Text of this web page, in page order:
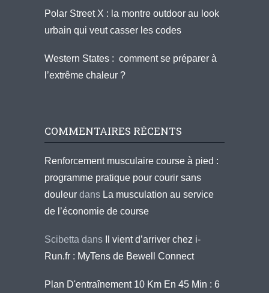
Polar Street X : la montre outdoor au look
urbain qui veut casser les codes
Western States : comment se préparer à
l’extrême chaleur ?
COMMENTAIRES RÉCENTS
Renforcement musculaire course à pied :
programme pratique pour courir sans
douleur dans La musculation au service
de l’économie de course
Scibetta dans
Il vient d’arriver chez i-
Run.fr : MyTens de Bewell Connect
Plan D'entraînement 10 Km En 45 Min : 6